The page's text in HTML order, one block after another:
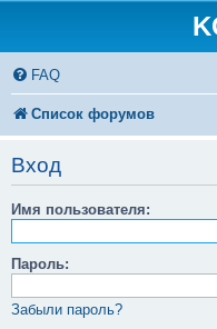
FAQ
Список форумов
Вход
Имя пользователя:
Пароль:
Забыли пароль?